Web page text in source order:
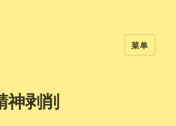
菜单
神剥削